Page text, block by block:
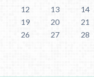
12 13 14
19 20 21
26 27 28